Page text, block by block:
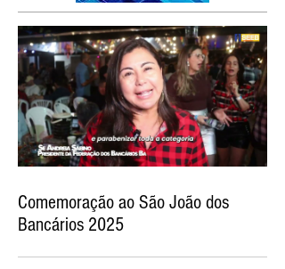
Comemoração ao São João dos
Bancários 2025